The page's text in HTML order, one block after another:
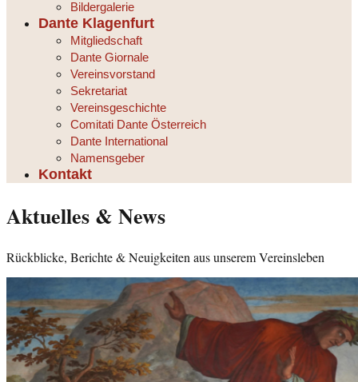
Bildergalerie
Dante Klagenfurt
Mitgliedschaft
Dante Giornale
Vereinsvorstand
Sekretariat
Vereinsgeschichte
Comitati Dante Österreich
Dante International
Namensgeber
Kontakt
Aktuelles & News
Rückblicke, Berichte & Neuigkeiten aus unserem Vereinsleben